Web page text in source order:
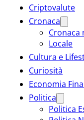
Criptovalute
Cronaca
Cronaca
Locale
Cultura e
Curiosità
Economia
Politica
Politica